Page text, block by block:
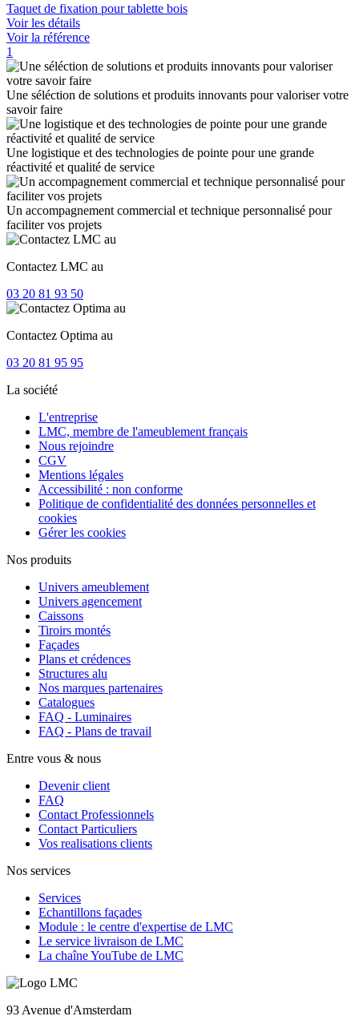
Taquet de fixation pour tablette bois
Voir les détails
Voir la référence
1
Une séléction de solutions et produits innovants pour valoriser votre
savoir faire
Une logistique et des technologies de pointe pour une grande
réactivité et qualité de service
Un accompagnement commercial et technique personnalisé pour
faciliter vos projets
Contactez LMC au
03 20 81 93 50
Contactez Optima au
03 20 81 95 95
La société
L'entreprise
LMC, membre de l'ameublement français
Nous rejoindre
CGV
Mentions légales
Accessibilité : non conforme
Politique de confidentialité des données personnelles et
cookies
Gérer les cookies
Nos produits
Univers ameublement
Univers agencement
Caissons
Tiroirs montés
Façades
Plans et crédences
Structures alu
Nos marques partenaires
Catalogues
FAQ - Luminaires
FAQ - Plans de travail
Entre vous & nous
Devenir client
FAQ
Contact Professionnels
Contact Particuliers
Vos realisations clients
Nos services
Services
Echantillons façades
Module : le centre d'expertise de LMC
Le service livraison de LMC
La chaîne YouTube de LMC
93 Avenue d'Amsterdam